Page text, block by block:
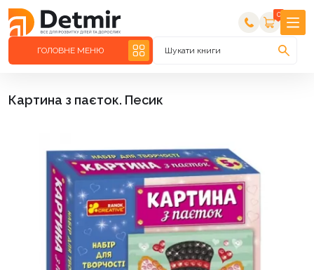
0
ГОЛОВНЕ МЕНЮ Шукати книги
Картина з паєток. Песик